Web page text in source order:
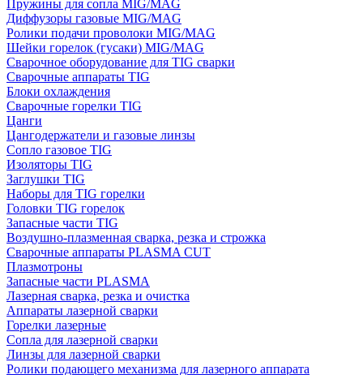
Пружины для сопла MIG/MAG
Диффузоры газовые MIG/MAG
Ролики подачи проволоки MIG/MAG
Шейки горелок (гусаки) MIG/MAG
Сварочное оборудование для TIG сварки
Сварочные аппараты TIG
Блоки охлаждения
Сварочные горелки TIG
Цанги
Цангодержатели и газовые линзы
Сопло газовое TIG
Изоляторы TIG
Заглушки TIG
Наборы для TIG горелки
Головки TIG горелок
Запасные части TIG
Воздушно-плазменная сварка, резка и строжка
Сварочные аппараты PLASMA CUT
Плазмотроны
Запасные части PLASMA
Лазерная сварка, резка и очистка
Аппараты лазерной сварки
Горелки лазерные
Сопла для лазерной сварки
Линзы для лазерной сварки
Ролики подающего механизма для лазерного аппарата